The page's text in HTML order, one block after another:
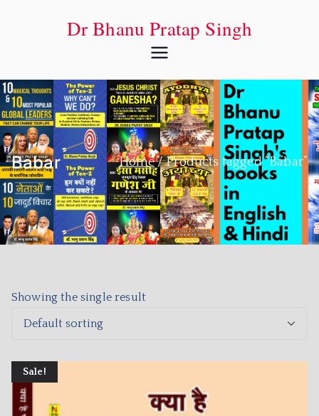
Dr Bhanu Pratap Singh
Babar Home Products tagged “Babar”
Showing the single result
Sale!